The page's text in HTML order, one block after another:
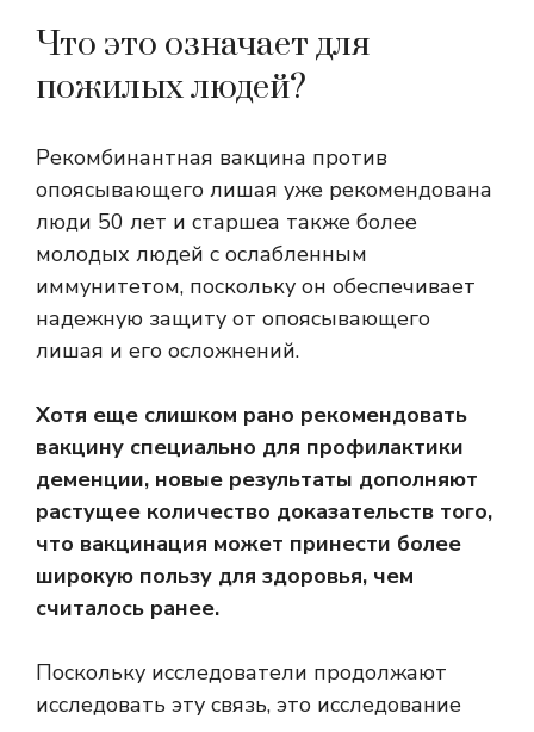
Что это означает для
пожилых людей?
Рекомбинантная вакцина против
опоясывающего лишая уже рекомендована
люди 50 лет и старшеа также более
молодых людей с ослабленным
иммунитетом, поскольку он обеспечивает
надежную защиту от опоясывающего
лишая и его осложнений.
Хотя еще слишком рано рекомендовать
вакцину специально для профилактики
деменции, новые результаты дополняют
растущее количество доказательств того,
что вакцинация может принести более
широкую пользу для здоровья, чем
считалось ранее.
Поскольку исследователи продолжают
исследовать эту связь, это исследование